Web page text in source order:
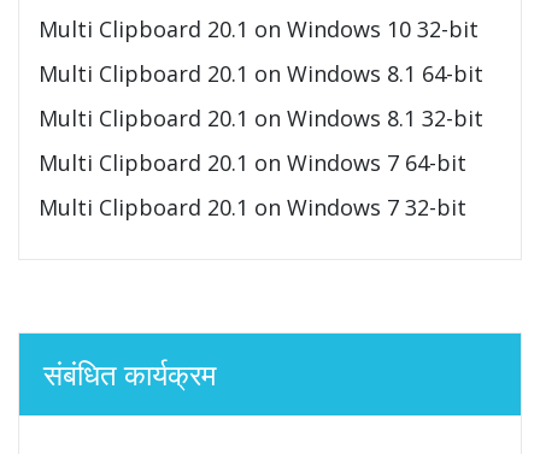
Multi Clipboard 20.1 on Windows 10 32-bit
Multi Clipboard 20.1 on Windows 8.1 64-bit
Multi Clipboard 20.1 on Windows 8.1 32-bit
Multi Clipboard 20.1 on Windows 7 64-bit
Multi Clipboard 20.1 on Windows 7 32-bit
संबंधित कार्यक्रम